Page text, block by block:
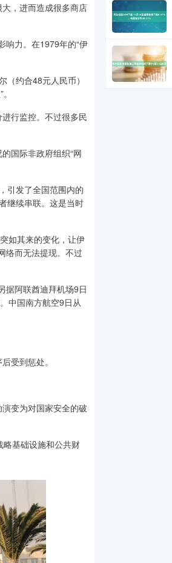
，进而造成很多商店
响力。在1979年的“伊
约合48元人民币）
行监控。不过很多民
国际非政府组织“网
引发了全国范围内的
继续串联。这是当时
如其来的变化，让伊
络而无法提现。不过
据阿联酋迪拜机场9日
中国南方航空9日从
受到惩处。
变为对国家安全的破
基础设施和公共财